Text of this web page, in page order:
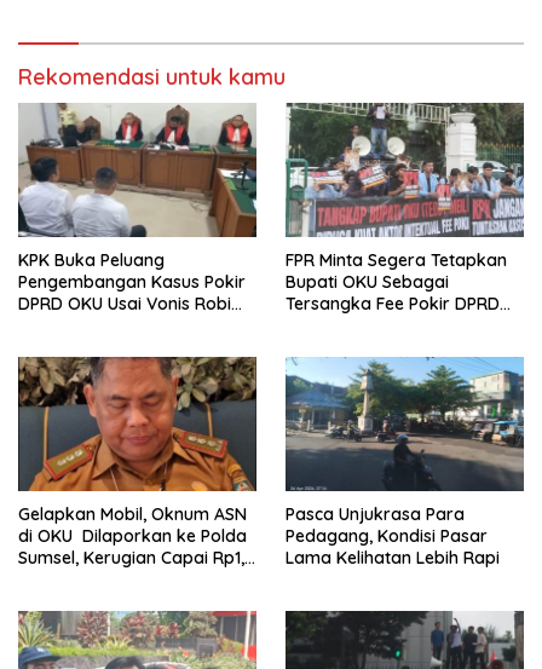
Rekomendasi untuk kamu
KPK Buka Peluang
Pengembangan Kasus Pokir
DPRD OKU Usai Vonis Robi
FPR Minta Segera Tetapkan
Bupati OKU Sebagai
Tersangka Fee Pokir DPRD
Gelapkan Mobil, Oknum ASN
di OKU Dilaporkan ke Polda
Sumsel, Kerugian Capai Rp1,2
Pasca Unjukrasa Para
Pedagang, Kondisi Pasar
Lama Kelihatan Lebih Rapi